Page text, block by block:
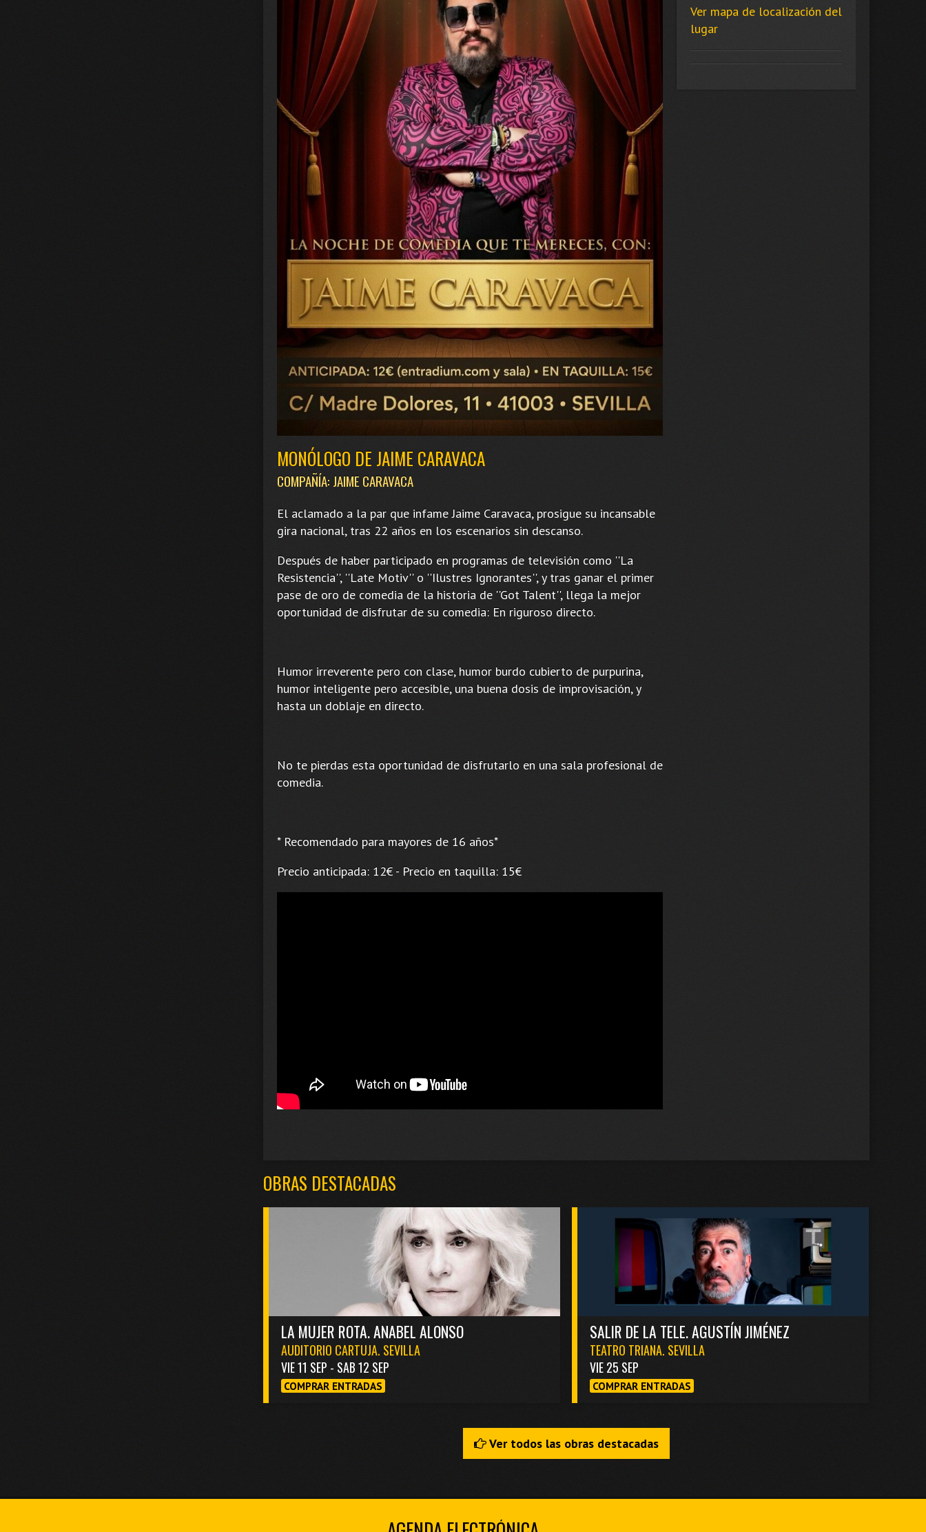
Ver mapa de localización del
lugar
MONÓLOGO DE JAIME CARAVACA
COMPAÑÍA: JAIME CARAVACA
El aclamado a la par que infame Jaime Caravaca, prosigue su incansable
gira nacional, tras 22 años en los escenarios sin descanso.
Después de haber participado en programas de televisión como ''La
Resistencia'', ''Late Motiv'' o ''Ilustres Ignorantes'', y tras ganar el primer
pase de oro de comedia de la historia de ''Got Talent'', llega la mejor
oportunidad de disfrutar de su comedia: En riguroso directo.
Humor irreverente pero con clase, humor burdo cubierto de purpurina,
humor inteligente pero accesible, una buena dosis de improvisación, y
hasta un doblaje en directo.
No te pierdas esta oportunidad de disfrutarlo en una sala profesional de
comedia.
* Recomendado para mayores de 16 años*
Precio anticipada: 12€ - Precio en taquilla: 15€
OBRAS DESTACADAS
LA MUJER ROTA. ANABEL ALONSO
AUDITORIO CARTUJA. SEVILLA
VIE 11 SEP - SAB 12 SEP
COMPRAR ENTRADAS
SALIR DE LA TELE. AGUSTÍN JIMÉNEZ
TEATRO TRIANA. SEVILLA
VIE 25 SEP
COMPRAR ENTRADAS
Ver todos las obras destacadas